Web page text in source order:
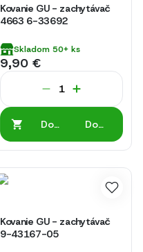
Kovanie GU - zachytávač
4663 6-33692
Skladom 50+ ks
9,90 €
Do
Do
Kovanie GU - zachytávač
9-43167-05